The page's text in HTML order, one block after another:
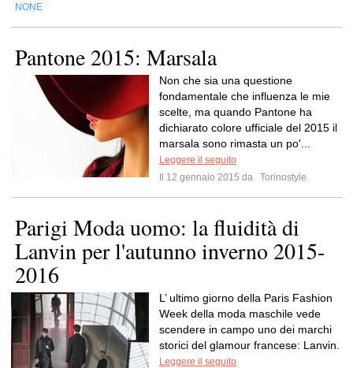
NONE
Pantone 2015: Marsala
Non che sia una questione
fondamentale che influenza le mie
scelte, ma quando Pantone ha
dichiarato colore ufficiale del 2015 il
marsala sono rimasta un po'...
Leggere il seguito
Il 12 gennaio 2015 da
Torinostyle
Parigi Moda uomo: la fluidità di
Lanvin per l'autunno inverno 2015-
2016
L’ ultimo giorno della Paris Fashion
Week della moda maschile vede
scendere in campo uno dei marchi
storici del glamour francese: Lanvin.
Leggere il seguito